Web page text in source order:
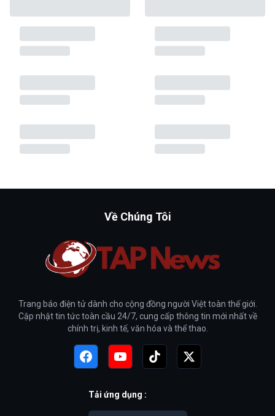
Về Chúng Tôi
Trang báo điện tử dành cho cộng đồng người Việt toàn thế giới.
Cập nhật tin tức toàn cầu 24/7, cung cấp thông tin mới nhất về
chính trị, kinh tế, văn hóa và thể thao.
Tải ứng dụng :